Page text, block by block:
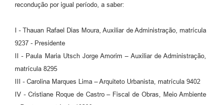
recondução por igual período, a saber:
I - Thauan Rafael Dias Moura, Auxiliar de Administração, matrícula
9237 - Presidente
II - Paula Maria Utsch Jorge Amorim – Auxiliar de Administração,
matrícula 8295
III - Carolina Marques Lima – Arquiteto Urbanista, matrícula 9402
IV - Cristiane Roque de Castro – Fiscal de Obras, Meio Ambiente